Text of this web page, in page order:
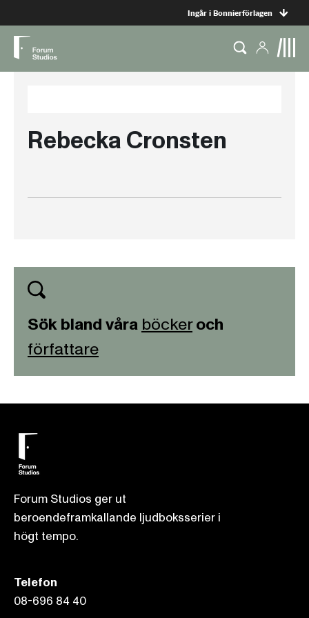
Ingår i Bonnierförlagen
Rebecka Cronsten
Sök bland våra böckeroch
författare
Forum Studios ger ut
beroendeframkallande ljudboksserier i
högt tempo.
Telefon
08-696 84 40